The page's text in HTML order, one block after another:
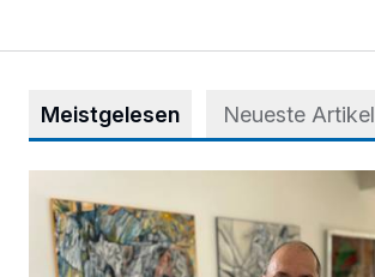
Meistgelesen Neueste Artikel